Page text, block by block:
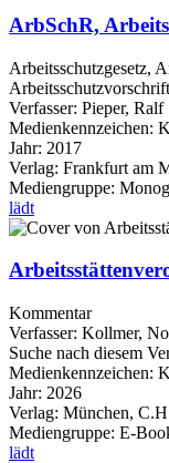
ArbSchR,
Arbeitsschutzgesetz,
Verfasser: Pieper, Ralf
Medienkennzeichen:
Jahr: 2017
Verlag: Frankfurt am
Mediengruppe:
lädt
Kommentar
Verfasser: Kollmer,
Suche nach diesem
Medienkennzeichen:
Jahr: 2026
Verlag: München,
Mediengruppe: E-
lädt